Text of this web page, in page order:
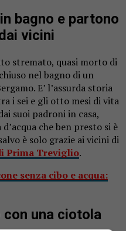
bagno e partono
vicini
stremato, quasi morto di
nel bagno di un
E’ l’assurda storia
i sei e gli otto mesi di vita
suoi padroni in casa,
che ben presto si è
è solo grazie ai vicini di
Prima Treviglio.
senza cibo e acqua:
con una ciotola